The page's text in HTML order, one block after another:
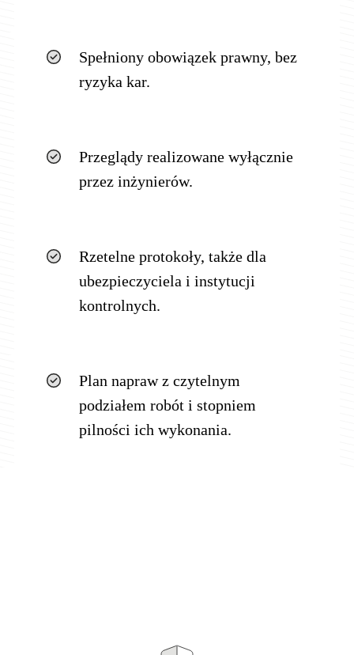
Spełniony obowiązek prawny, bez
ryzyka kar.
Przeglądy realizowane wyłącznie
przez inżynierów.
Rzetelne protokoły, także dla
ubezpieczyciela i instytucji
kontrolnych.
Plan napraw z czytelnym
podziałem robót i stopniem
pilności ich wykonania.